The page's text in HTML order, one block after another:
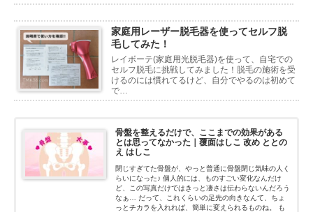
家庭用レーザー脱毛器を使ってセルフ脱
毛してみた！
レイボーテ(家庭用光脱毛器)を使って、自宅での
セルフ脱毛に挑戦してみました！脱毛の施術を受
けるのには慣れてるけど、自分でやるのは初めて
で…
骨盤を整えるだけで、ここまでの効果がある
とは思ってなかった｜覆面はしこ 改め ととの
え はしこ
閉じすぎてた骨盤が、やっと普通に骨盤閉じ気味の人く
らいになった♪ 個人的には、ものすごい変化なんだけ
ど、この写真だけではきっと凄さは伝わらないんだろう
なぁ… だって、これくらいの足先の向きなんて、ちょ
っとチカラを入れれば、簡単に変えられるものね。 も